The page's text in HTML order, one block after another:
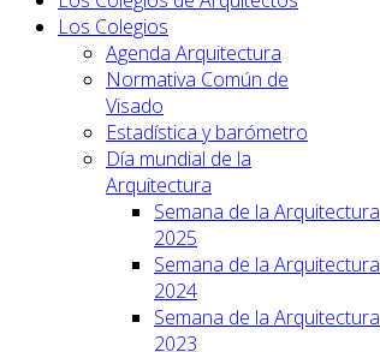
Los Colegios
Agenda Arquitectura
Normativa Común de
Visado
Estadística y barómetro
Día mundial de la
Arquitectura
Semana de la Arquitectura
2025
Semana de la Arquitectura
2024
Semana de la Arquitectura
2023